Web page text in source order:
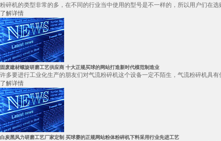
粉碎机的类型非常的多，在不同的行业当中使用的型号是不一样的，所以用户们在
了解详情
固废建材螺旋研磨工艺供应商 十大正规买球的网站打造新时代模范制造业
许多要进行工业化生产的朋友们对气流粉碎机这个设备一定不陌生，气流粉碎机具
了解详情
白炭黑风力研磨工艺厂家定制 买球赛的正规网站粉体粉碎机下料采用行业先进工艺